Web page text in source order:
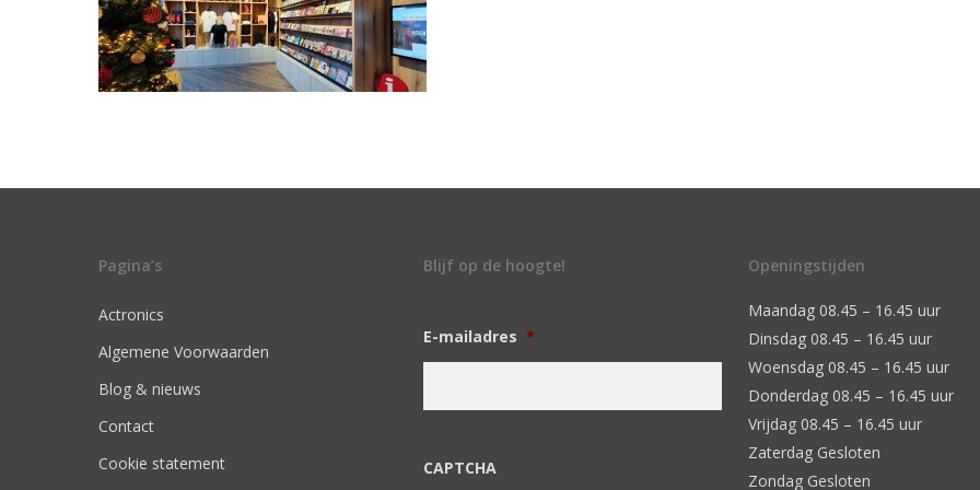
Pagina’s
Actronics
Algemene Voorwaarden
Blog & nieuws
Contact
Cookie statement
Blijf op de hoogte!
E-mailadres *
CAPTCHA
Openingstijden
Maandag 08.45 – 16.45 uur
Dinsdag 08.45 – 16.45 uur
Woensdag 08.45 – 16.45 uur
Donderdag 08.45 – 16.45 uur
Vrijdag 08.45 – 16.45 uur
Zaterdag Gesloten
Zondag Gesloten